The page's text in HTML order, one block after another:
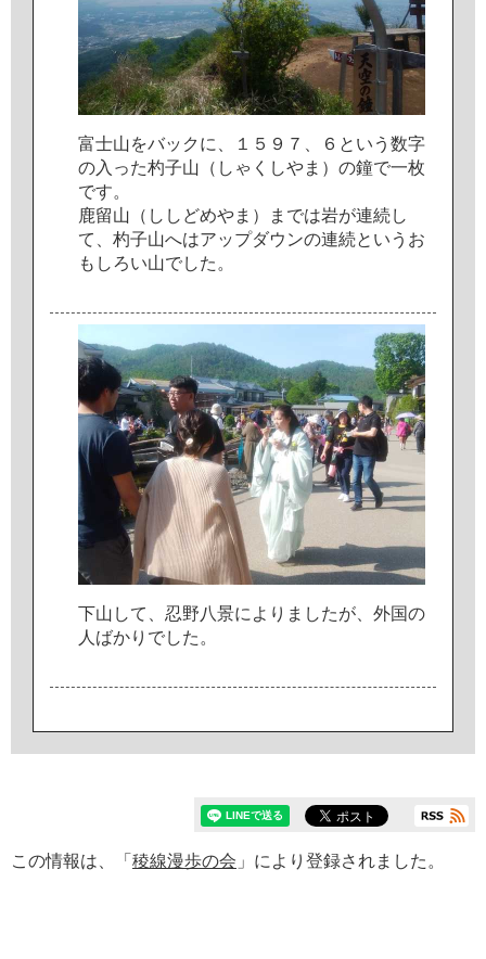
富士山をバッ ク に １ ５ ９ ７ ６ と い う 数字
の入 った杓子山 （ し ゃ く しやま ） の鐘で一枚
です。
鹿留山 （ し し どめやま ） ま では岩が連続し
て
杓子山へはアップダウ ンの連続と い う お
も しろい山でした 。
下山 して 忍野八景に よ り ま したが 外国の
人 ばかり でした 。
この情報は、「 稜線漫歩の会 」により登録されました。